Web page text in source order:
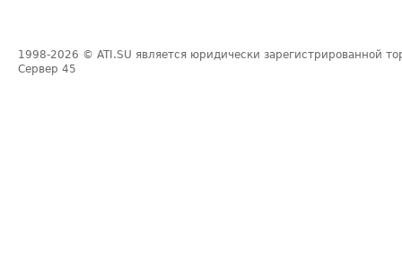
1998-2026 © ATI.SU является юридически зарегистрированной
Сервер 45